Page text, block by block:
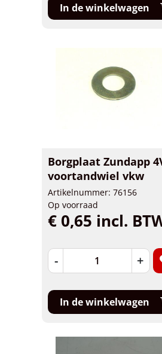
In de winkelwagen
Borgplaat Zundapp
voortandwiel vkw
Artikelnummer: 76156
Op voorraad
€ 0,65 incl.
- +
In de winkelwagen